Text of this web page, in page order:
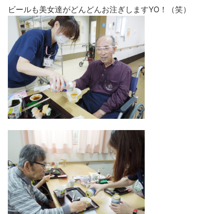
ビールも美女達がどんどんお注ぎしますYO！（笑）